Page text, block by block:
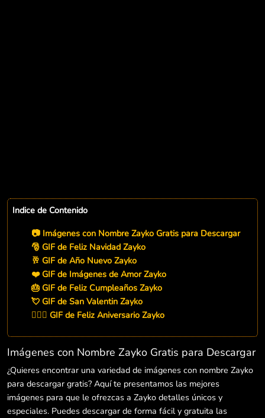
Indice de Contenido
📷 Imágenes con Nombre Zayko Gratis para Descargar
🎅 GIF de Feliz Navidad Zayko
🥂 GIF de Año Nuevo Zayko
❤️ GIF de Imágenes de Amor Zayko
🎂 GIF de Feliz Cumpleaños Zayko
💘 GIF de San Valentin Zayko
👨‍❤️‍👨 GIF de Feliz Aniversario Zayko
Imágenes con Nombre Zayko Gratis para Descargar
¿Quieres encontrar una variedad de imágenes con nombre Zayko
para descargar gratis? Aquí te presentamos las mejores
imágenes para que le ofrezcas a Zayko detalles únicos y
especiales. Puedes descargar de forma fácil y gratuita las